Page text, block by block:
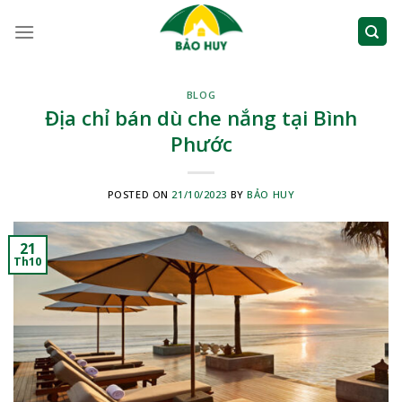
BLOG
Địa chỉ bán dù che nắng tại Bình
Phước
POSTED ON 21/10/2023 BYBẢO HUY
21
Th10